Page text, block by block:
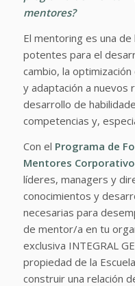
mentores?
El mentoring es una
potentes para el
cambio, la
y adaptación a nuevos
desarrollo de
competencias y,
Con el Programa de
Mentores
líderes, managers y
conocimientos y
necesarias para
de mentor/a en tu
exclusiva INTEGRAL
propiedad de la
construir una relación